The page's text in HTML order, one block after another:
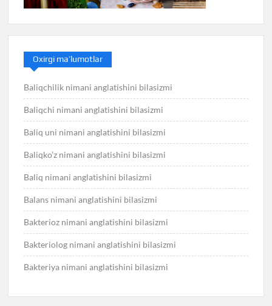
Oxirgi ma’lumotlar
Baliqchilik nimani anglatishini bilasizmi
Baliqchi nimani anglatishini bilasizmi
Baliq uni nimani anglatishini bilasizmi
Baliqko’z nimani anglatishini bilasizmi
Baliq nimani anglatishini bilasizmi
Balans nimani anglatishini bilasizmi
Bakterioz nimani anglatishini bilasizmi
Bakteriolog nimani anglatishini bilasizmi
Bakteriya nimani anglatishini bilasizmi